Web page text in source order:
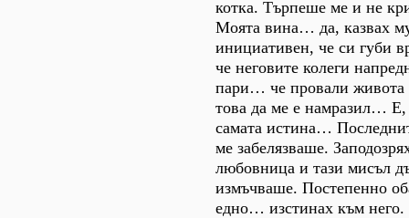
котка. Търпеше ме и не
Моята вина… да, казвах
инициативен, че си губи
че неговите колеги
пари… че провали
това да ме е намразил…
самата истина…
ме забелязваше.
любовница и тази мисъл
измъчваше. Постепенно
едно… изстинах към него.